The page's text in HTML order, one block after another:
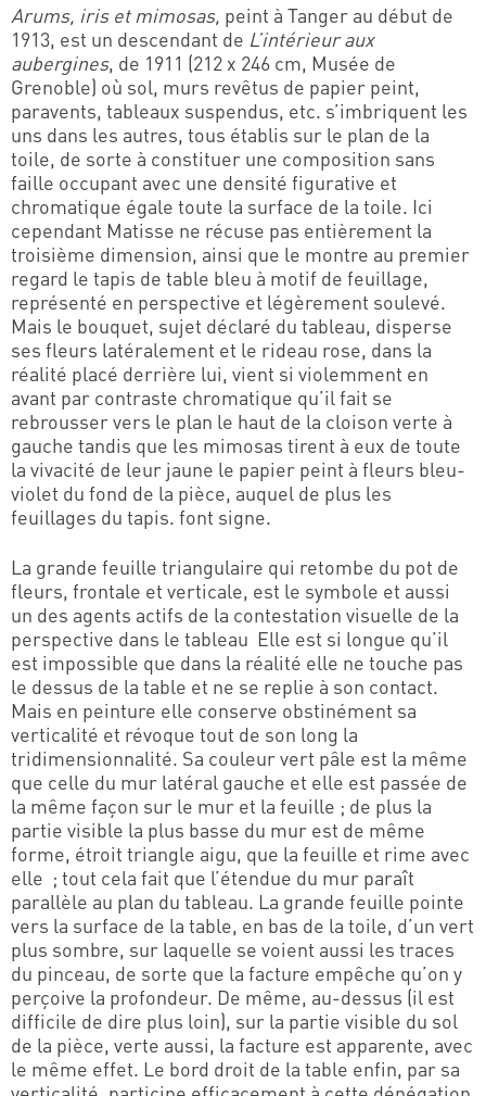
Arums, iris et mimosas, peint à Tanger au début de
1913, est un descendant de L’intérieur aux
aubergines, de 1911 (212 x 246 cm, Musée de
Grenoble) où sol, murs revêtus de papier peint,
paravents, tableaux suspendus, etc. s’imbriquent les
uns dans les autres, tous établis sur le plan de la
toile, de sorte à constituer une composition sans
faille occupant avec une densité figurative et
chromatique égale toute la surface de la toile. Ici
cependant Matisse ne récuse pas entièrement la
troisième dimension, ainsi que le montre au premier
regard le tapis de table bleu à motif de feuillage,
représenté en perspective et légèrement soulevé.
Mais le bouquet, sujet déclaré du tableau, disperse
ses fleurs latéralement et le rideau rose, dans la
réalité placé derrière lui, vient si violemment en
avant par contraste chromatique qu’il fait se
rebrousser vers le plan le haut de la cloison verte à
gauche tandis que les mimosas tirent à eux de toute
la vivacité de leur jaune le papier peint à fleurs bleu-
violet du fond de la pièce, auquel de plus les
feuillages du tapis. font signe.
La grande feuille triangulaire qui retombe du pot de
fleurs, frontale et verticale, est le symbole et aussi
un des agents actifs de la contestation visuelle de la
perspective dans le tableau Elle est si longue qu’il
est impossible que dans la réalité elle ne touche pas
le dessus de la table et ne se replie à son contact.
Mais en peinture elle conserve obstinément sa
verticalité et révoque tout de son long la
tridimensionnalité. Sa couleur vert pâle est la même
que celle du mur latéral gauche et elle est passée de
la même façon sur le mur et la feuille ; de plus la
partie visible la plus basse du mur est de même
forme, étroit triangle aigu, que la feuille et rime avec
elle ; tout cela fait que l’étendue du mur paraît
parallèle au plan du tableau. La grande feuille pointe
vers la surface de la table, en bas de la toile, d’un vert
plus sombre, sur laquelle se voient aussi les traces
du pinceau, de sorte que la facture empêche qu’on y
perçoive la profondeur. De même, au-dessus (il est
difficile de dire plus loin), sur la partie visible du sol
de la pièce, verte aussi, la facture est apparente, avec
le même effet. Le bord droit de la table enfin, par sa